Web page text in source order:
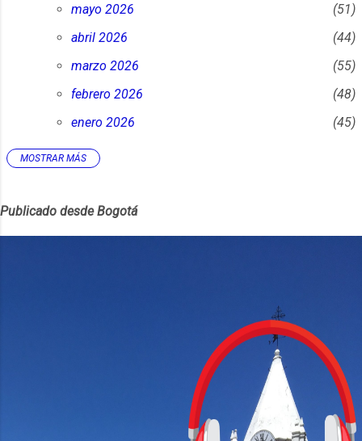
mayo 2026
51
abril 2026
44
marzo 2026
55
febrero 2026
48
enero 2026
45
2025
noviembre 2025
41
42
56
MOSTRAR MÁS
Publicado desde Bogotá